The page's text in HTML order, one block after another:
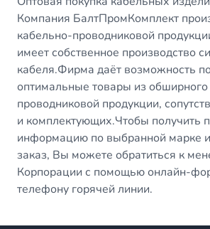
Компания БалтПромКомплект
кабельно-проводниковой
имеет собственное производство
кабеля.Фирма даёт возможность
оптимальные товары из обширного
проводниковой продукции,
и комплектующих.Чтобы получить
информацию по выбранной марке
заказ, Вы можете обратиться к
Корпорации с помощью онлайн-
телефону горячей линии.